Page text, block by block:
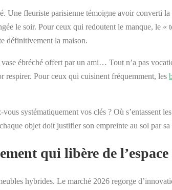
Une fleuriste parisienne témoigne avoir converti
le soir. Pour ceux qui redoutent le manque, le «
définitivement la maison.
ébréché offert par un ami… Tout n’a pas
respirer. Pour ceux qui cuisinent fréquemment, les
systématiquement vos clés ? Où s’entassent
objet doit justifier son empreinte au sol par sa
qui libère de
hybrides. Le marché 2026 regorge